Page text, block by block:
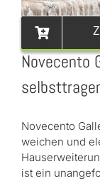
Novecento
Novecento
weichen und
ist ein